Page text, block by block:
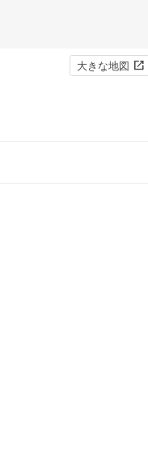
大きな地図